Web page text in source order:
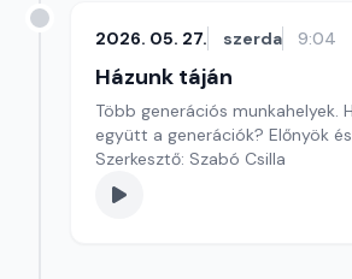
2026. 05. 27. szerda 9:04
Házunk táján
Több generációs munkahelyek.
együtt a generációk? Előnyök
Szerkesztő: Szabó Csilla